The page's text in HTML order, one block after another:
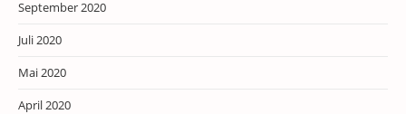
September 2020
Juli 2020
Mai 2020
April 2020